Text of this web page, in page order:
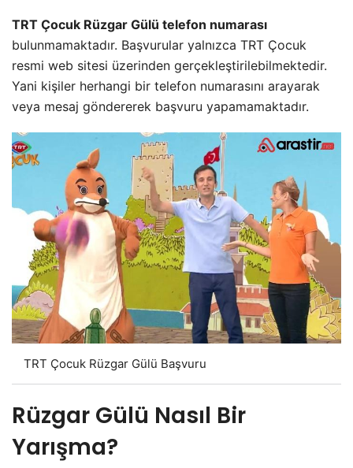
TRT Çocuk Rüzgar Gülü telefon numarası
bulunmamaktadır. Başvurular yalnızca TRT Çocuk
resmi web sitesi üzerinden gerçekleştirilebilmektedir.
Yani kişiler herhangi bir telefon numarasını arayarak
veya mesaj göndererek başvuru yapamamaktadır.
TRT Çocuk Rüzgar Gülü Başvuru
Rüzgar Gülü Nasıl Bir
Yarışma?